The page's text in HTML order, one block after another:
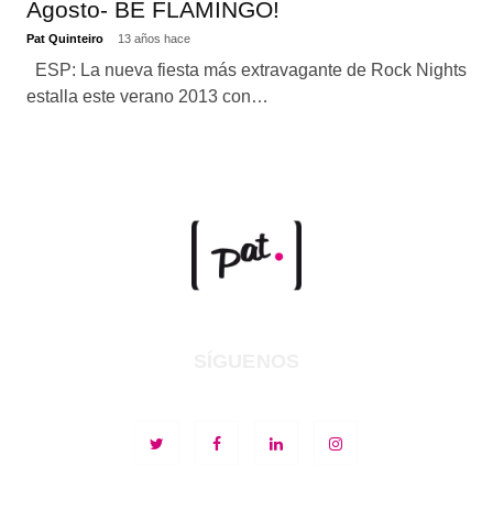
Agosto- BE FLAMINGO!
Pat Quinteiro 13 años hace
ESP: La nueva fiesta más extravagante de Rock Nights
estalla este verano 2013 con…